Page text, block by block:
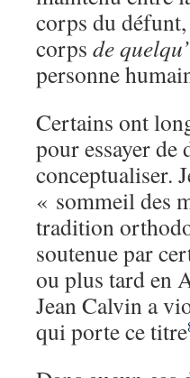
corps du
corps de
personne
Certains ont
pour essayer
conceptualiser.
« sommeil des
tradition
soutenue par
ou plus tard en
Jean Calvin a
qui porte ce titre